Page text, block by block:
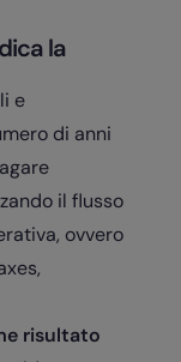
la
e
di anni
il flusso
ovvero
risultato